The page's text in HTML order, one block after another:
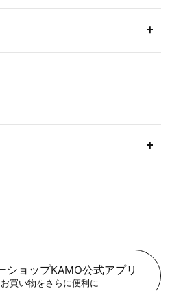
ショップKAMO公式アプリ
お買い物をさらに便利に